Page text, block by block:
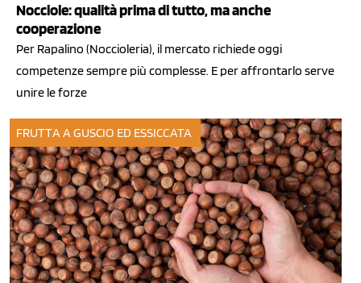
Nocciole: qualità prima di tutto, ma anche
cooperazione
Per Rapalino (Noccioleria), il mercato richiede oggi
competenze sempre più complesse. E per affrontarlo serve
unire le forze
FRUTTA A GUSCIO ED ESSICCATA